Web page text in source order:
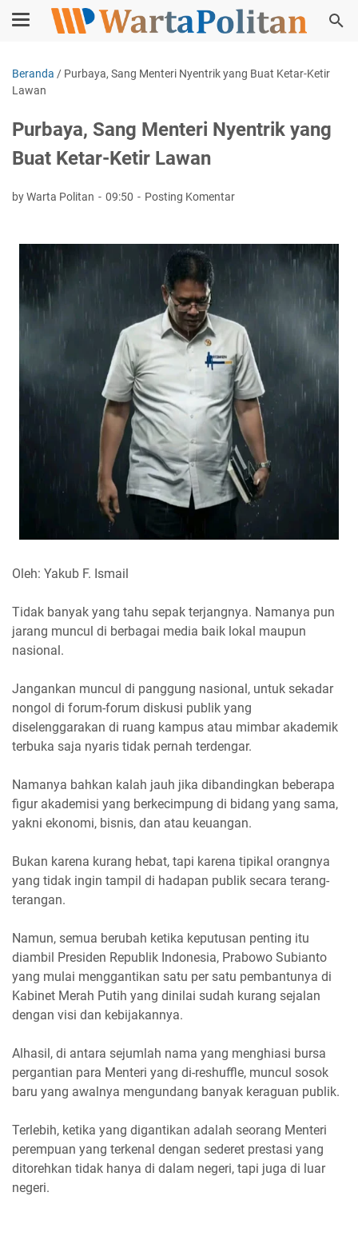
Beranda / Purbaya, Sang Menteri Nyentrik yang Buat Ketar-Ketir
Lawan
Purbaya, Sang Menteri Nyentrik yang
Buat Ketar-Ketir Lawan
by Warta Politan 09:50 Posting Komentar
Oleh: Yakub F. Ismail
Tidak banyak yang tahu sepak terjangnya. Namanya pun
jarang muncul di berbagai media baik lokal maupun
nasional.
Jangankan muncul di panggung nasional, untuk sekadar
nongol di forum-forum diskusi publik yang
diselenggarakan di ruang kampus atau mimbar akademik
terbuka saja nyaris tidak pernah terdengar.
Namanya bahkan kalah jauh jika dibandingkan beberapa
figur akademisi yang berkecimpung di bidang yang sama,
yakni ekonomi, bisnis, dan atau keuangan.
Bukan karena kurang hebat, tapi karena tipikal orangnya
yang tidak ingin tampil di hadapan publik secara terang-
terangan.
Namun, semua berubah ketika keputusan penting itu
diambil Presiden Republik Indonesia, Prabowo Subianto
yang mulai menggantikan satu per satu pembantunya di
Kabinet Merah Putih yang dinilai sudah kurang sejalan
dengan visi dan kebijakannya.
Alhasil, di antara sejumlah nama yang menghiasi bursa
pergantian para Menteri yang di-reshuffle, muncul sosok
baru yang awalnya mengundang banyak keraguan publik.
Terlebih, ketika yang digantikan adalah seorang Menteri
perempuan yang terkenal dengan sederet prestasi yang
ditorehkan tidak hanya di dalam negeri, tapi juga di luar
negeri.